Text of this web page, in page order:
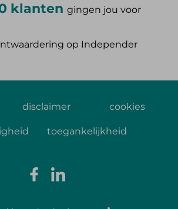
klanten gingen jou voor
op Independer
disclaimer cookies
toegankelijkheid